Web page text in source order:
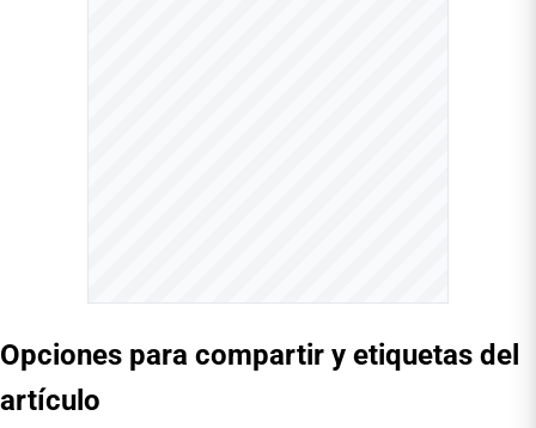
Opciones para compartir y etiquetas del
artículo